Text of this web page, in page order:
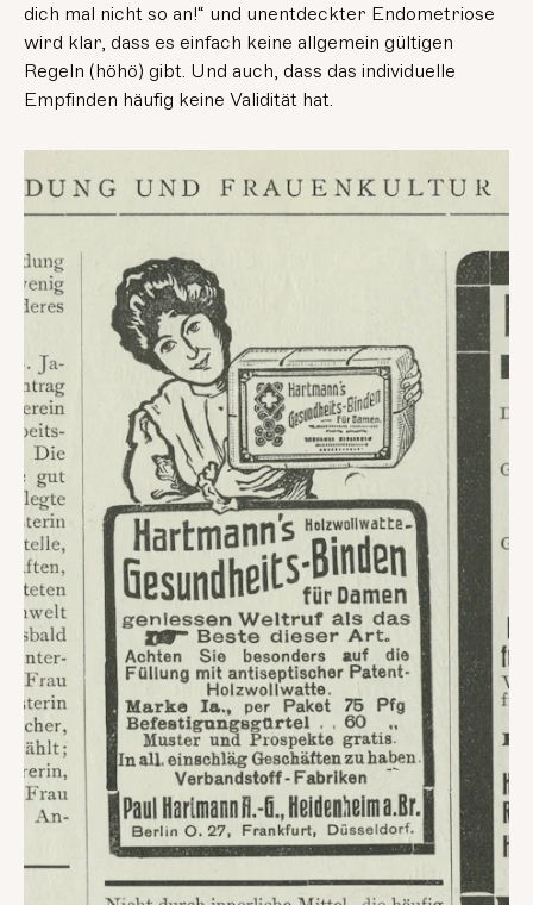
dich mal nicht so an!“ und unentdeckter Endometriose
wird klar, dass es einfach keine allgemein gültigen
Regeln (höhö) gibt. Und auch, dass das individuelle
Empfinden häufig keine Validität hat.